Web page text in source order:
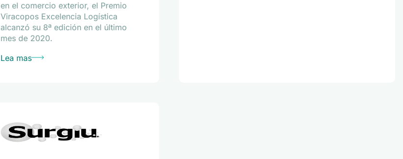
en el comercio exterior, el Premio
Viracopos Excelencia Logística
alcanzó su 8ª edición en el último
mes de 2020.
Lea mas